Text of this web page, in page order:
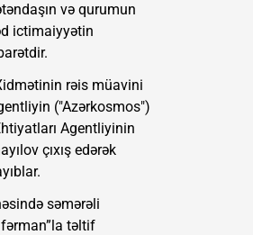
və qurumun
ictimaiyyətin
rəis müavini
("Azərkosmos")
Agentliyinin
çıxış edərək
səmərəli
təltif